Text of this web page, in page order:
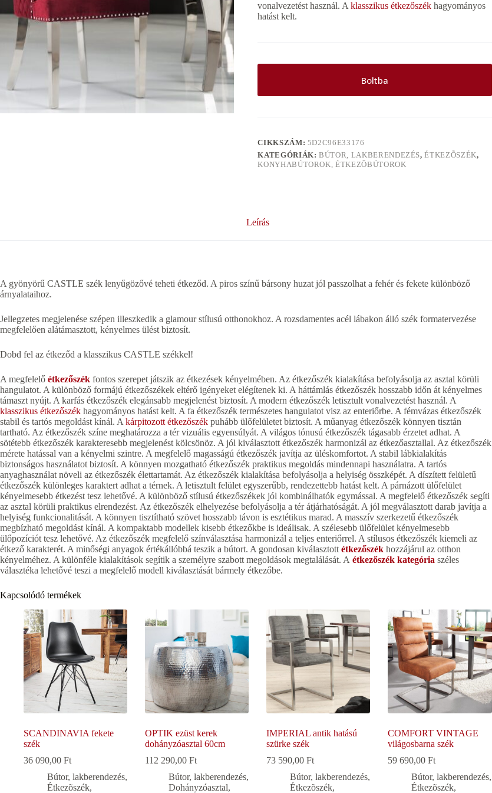
vonalvezetést használ. Aklasszikus étkezőszék hagyományos
hatást kelt.
Boltba
CIKKSZÁM: 5D2C96E33176
KATEGÓRIÁK:BÚTOR, LAKBERENDEZÉS,ÉTKEZÕSZÉK,
KONYHABÚTOROK, ÉTKEZÕBÚTOROK
Leírás
A gyönyörű CASTLE szék lenyűgözővé teheti étkeződ. A piros színű bársony huzat jól passzolhat a fehér és fekete különböző
árnyalataihoz.
Jellegzetes megjelenése szépen illeszkedik a glamour stílusú otthonokhoz. A rozsdamentes acél lábakon álló szék formatervezése
megfelelően alátámasztott, kényelmes ülést biztosít.
Dobd fel az étkeződ a klasszikus CASTLE székkel!
A megfelelő étkezőszék fontos szerepet játszik az étkezések kényelmében. Az étkezőszék kialakítása befolyásolja az asztal körüli
hangulatot. A különböző formájú étkezőszékek eltérő igényeket elégítenek ki. A háttámlás étkezőszék hosszabb időn át kényelmes
támaszt nyújt. A karfás étkezőszék elegánsabb megjelenést biztosít. A modern étkezőszék letisztult vonalvezetést használ. A
klasszikus étkezőszék hagyományos hatást kelt. A fa étkezőszék természetes hangulatot visz az enteriőrbe. A fémvázas étkezőszék
stabil és tartós megoldást kínál. A kárpitozott étkezőszék puhább ülőfelületet biztosít. A műanyag étkezőszék könnyen tisztán
tartható. Az étkezőszék színe meghatározza a tér vizuális egyensúlyát. A világos tónusú étkezőszék tágasabb érzetet adhat. A
sötétebb étkezőszék karakteresebb megjelenést kölcsönöz. A jól kiválasztott étkezőszék harmonizál az étkezőasztallal. Az étkezőszék
mérete hatással van a kényelmi szintre. A megfelelő magasságú étkezőszék javítja az üléskomfortot. A stabil lábkialakítás
biztonságos használatot biztosít. A könnyen mozgatható étkezőszék praktikus megoldás mindennapi használatra. A tartós
anyaghasználat növeli az étkezőszék élettartamát. Az étkezőszék kialakítása befolyásolja a helyiség összképét. A díszített felületű
étkezőszék különleges karaktert adhat a térnek. A letisztult felület egyszerűbb, rendezettebb hatást kelt. A párnázott ülőfelület
kényelmesebb étkezést tesz lehetővé. A különböző stílusú étkezőszékek jól kombinálhatók egymással. A megfelelő étkezőszék segíti
az asztal körüli praktikus elrendezést. Az étkezőszék elhelyezése befolyásolja a tér átjárhatóságát. A jól megválasztott darab javítja a
helyiség funkcionalitását. A könnyen tisztítható szövet hosszabb távon is esztétikus marad. A masszív szerkezetű étkezőszék
megbízható megoldást kínál. A kompaktabb modellek kisebb étkezőkbe is ideálisak. A szélesebb ülőfelület kényelmesebb
ülőpozíciót tesz lehetővé. Az étkezőszék megfelelő színválasztása harmonizál a teljes enteriőrrel. A stílusos étkezőszék kiemeli az
étkező karakterét. A minőségi anyagok értékállóbbá teszik a bútort. A gondosan kiválasztott étkezőszék hozzájárul az otthon
kényelméhez. A különféle kialakítások segítik a személyre szabott megoldások megtalálását. A étkezőszék kategória széles
választéka lehetővé teszi a megfelelő modell kiválasztását bármely étkezőbe.
Kapcsolódó termékek
SCANDINAVIA fekete
szék
36 090,00 Ft
Bútor, lakberendezés,
Étkezõszék,
OPTIK ezüst kerek
dohányzóasztal 60cm
112 290,00Ft
Bútor, lakberendezés,
Dohányzóasztal,
IMPERIAL antik hatású
szürke szék
73 590,00Ft
Bútor, lakberendezés,
Étkezõszék,
COMFORT VINTAGE
világosbarna szék
59 690,00Ft
Bútor, lakberendezés,
Étkezõszék,